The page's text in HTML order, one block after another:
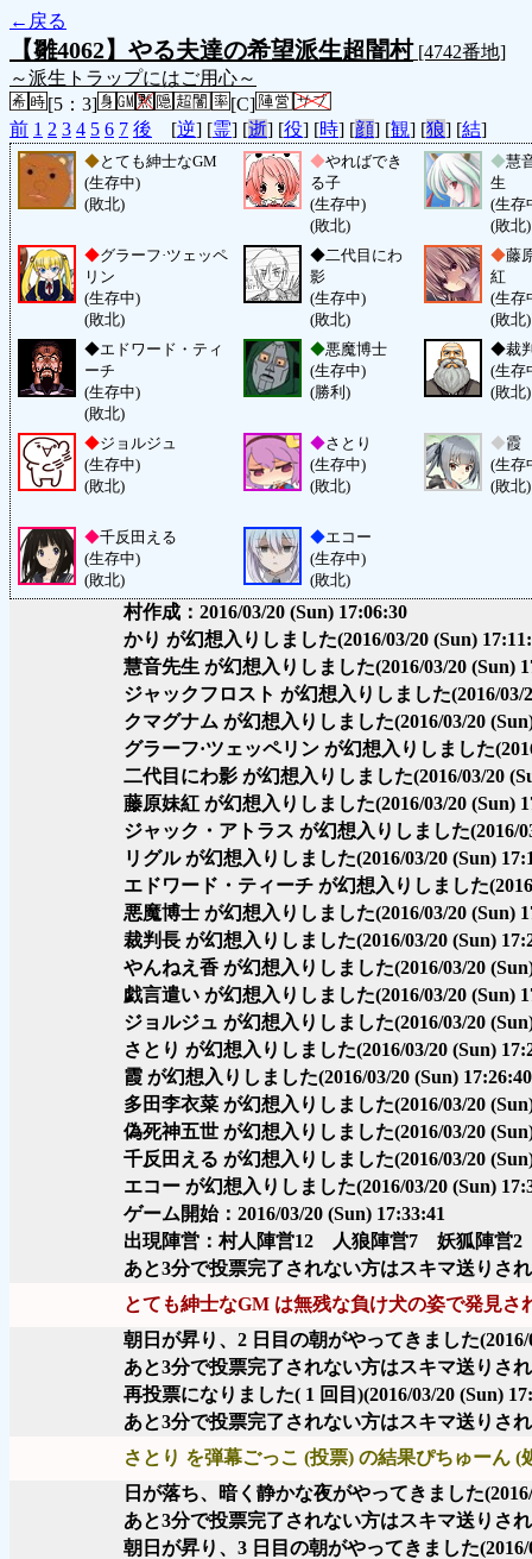
←戻る
【雛4062】やる夫達の希望派生超闇村[4742番地]
～派生トラップにはご用心～
[5：3]
[C]
前 1 2 3 4 5 6 7 後 [逆] [霊] [逝] [役] [時] [顔] [観] [狼] [結]
◆とても紳士なGM
(生存中)
(敗北)
◆やればでき
る子
(生存中)
(敗北)
◆慧
生
(生存
(敗北)
◆グラーフ·ツェッペ
リン
(生存中)
(敗北)
◆二代目にわ
影
(生存中)
(敗北)
◆藤
紅
(生存
(敗北)
◆エドワード・ティ
ーチ
(生存中)
(敗北)
◆悪魔博士
(生存中)
(勝利)
◆裁
(生存
(敗北)
◆ジョルジュ
(生存中)
(敗北)
◆さとり
(生存中)
(敗北)
◆霞
(生存
(敗北)
◆千反田える
(生存中)
(敗北)
◆エコー
(生存中)
(敗北)
村作成：2016/03/20 (Sun) 17:06:30
かり が幻想入りしました(2016/03/20 (Sun)
慧音先生 が幻想入りしました(2016/03/20 (Sun)
ジャックフロスト が幻想入りしました(2016/03/
クマグナム が幻想入りしました(2016/03/20
グラーフ·ツェッペリン が幻想入りしました
二代目にわ影 が幻想入りしました(2016/03/20
藤原妹紅 が幻想入りしました(2016/03/20 (Sun)
ジャック・アトラス が幻想入りしました(2016/
リグル が幻想入りしました(2016/03/20 (Sun)
エドワード・ティーチ が幻想入りしました
悪魔博士 が幻想入りしました(2016/03/20 (Sun)
裁判長 が幻想入りしました(2016/03/20 (Sun)
やんねえ香 が幻想入りしました(2016/03/20
戯言遣い が幻想入りしました(2016/03/20 (Sun)
ジョルジュ が幻想入りしました(2016/03/20
さとり が幻想入りしました(2016/03/20 (Sun)
霞 が幻想入りしました(2016/03/20 (Sun)
多田李衣菜 が幻想入りしました(2016/03/20
偽死神五世 が幻想入りしました(2016/03/20
千反田える が幻想入りしました(2016/03/20
エコー が幻想入りしました(2016/03/20 (Sun)
ゲーム開始：2016/03/20 (Sun) 17:33:41
出現陣営：村人陣営12 人狼陣営7 妖狐陣営
あと3分で投票完了されない方はスキマ送りさ
とても紳士なGM は無残な負け犬の姿で発見さ
朝日が昇り、2 日目の朝がやってきました
あと3分で投票完了されない方はスキマ送りさ
再投票になりました( 1 回目)(2016/03/20 (Sun)
あと3分で投票完了されない方はスキマ送りさ
さとり を弾幕ごっこ (投票) の結果ぴちゅーん (
日が落ち、暗く静かな夜がやってきました
あと3分で投票完了されない方はスキマ送りさ
朝日が昇り、3 日目の朝がやってきました